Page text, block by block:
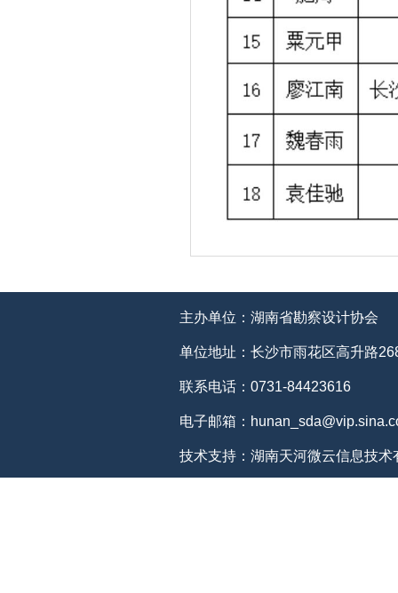
主办单位：湖南省勘察设计协会
单位地址：长沙市雨花区高升路
联系电话：0731-84423616
电子邮箱：
技术支持：湖南天河微云信息